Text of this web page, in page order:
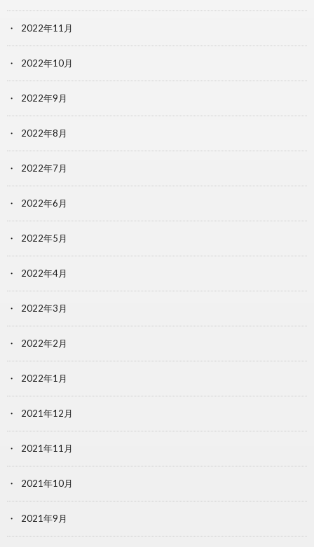
2022年11月
2022年10月
2022年9月
2022年8月
2022年7月
2022年6月
2022年5月
2022年4月
2022年3月
2022年2月
2022年1月
2021年12月
2021年11月
2021年10月
2021年9月